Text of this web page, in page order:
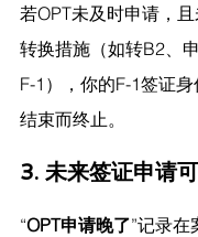
若OPT未及时申请，
转换措施（如转B2、
F-1），你的F-1签证
结束而终止。
3. 未来签证申请
“OPT申请晚了”记录在